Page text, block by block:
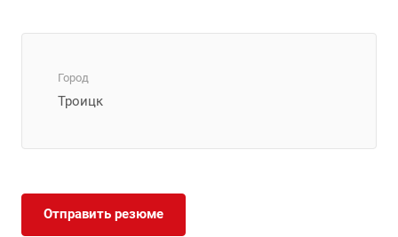
Город
Троицк
Отправить резюме